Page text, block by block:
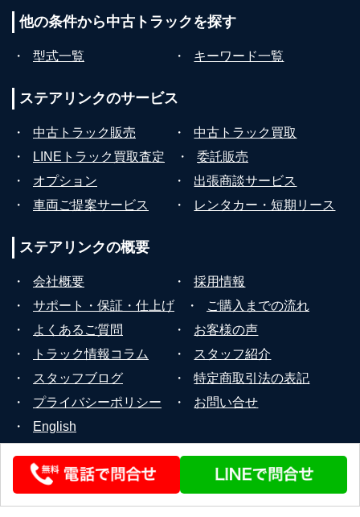
他の条件から中古トラックを探す
・ 型式一覧 ・ キーワード一覧
ステアリンクのサービス
・ 中古トラック販売 ・
中古トラック買取
・
LINEトラック買取査定 ・
委託販売
・
オプション ・
出張商談サービス
・
車両ご提案サービス ・ レンタカー・短期リース
ステアリンクの概要
・ 会社概要 ・
採用情報
・
サポート・保証・仕上げ ・
ご購入までの流れ
・
よくあるご質問 ・
お客様の声
・
トラック情報コラム ・
スタッフ紹介
・
スタッフブログ ・
特定商取引法の表記
・
プライバシーポリシー ・
お問い合せ
・
English
© 2026 STEERLINK Co.,Ltd